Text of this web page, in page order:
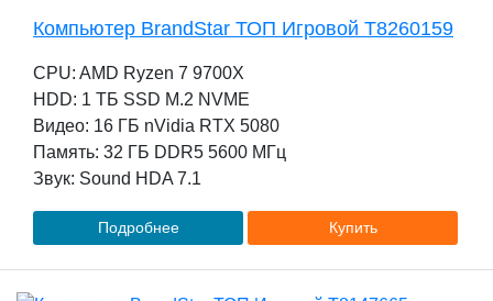
Компьютер BrandStar ТОП Игровой T8260159
CPU: AMD Ryzen 7 9700X
HDD: 1 TБ SSD M.2 NVME
Видео: 16 ГБ nVidia RTX 5080
Память: 32 ГБ DDR5 5600 МГц
Звук: Sound HDA 7.1
Подробнее Купить